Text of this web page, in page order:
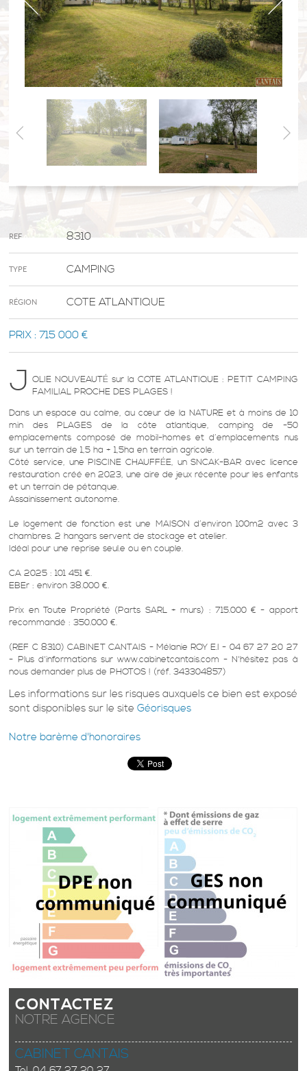
REF 8310
TYPE CAMPING
RÉGION COTE ATLANTIQUE
PRIX : 715 000 €
J OLIE NOUVEAUTÉ sur la COTE ATLANTIQUE : PETIT CAMPING
FAMILIAL PROCHE DES PLAGES !
Dans un espace au calme, au cœur de la NATURE et à moins de 10
min des PLAGES de la côte atlantique, camping de -50
emplacements composé de mobil-homes et d’emplacements nus
sur un terrain de 1,5 ha + 1,5ha en terrain agricole.
Côté service, une PISCINE CHAUFFÉE, un SNCAK-BAR avec licence
restauration créé en 2023, une aire de jeux récente pour les enfants
et un terrain de pétanque.
Assainissement autonome.
Le logement de fonction est une MAISON d’environ 100m2 avec 3
chambres. 2 hangars servent de stockage et atelier.
Idéal pour une reprise seul.e ou en couple.
CA 2025 : 101 451 €.
EBEr : environ 38.000 €.
Prix en Toute Propriété (Parts SARL + murs) : 715.000 € - apport
recommandé : 350.000 €.
(REF C 8310) CABINET CANTAIS - Mélanie ROY E.I - 04 67 27 20 27
- Plus d'informations sur www.cabinetcantais.com - N'hésitez pas à
nous demander plus de PHOTOS ! (réf. 343304857)
Les informations sur les risques auxquels ce bien est exposé
sont disponibles sur le siteGéorisques
Notre barème d'honoraires
CONTACTEZ
NOTRE AGENCE
CABINET CANTAIS